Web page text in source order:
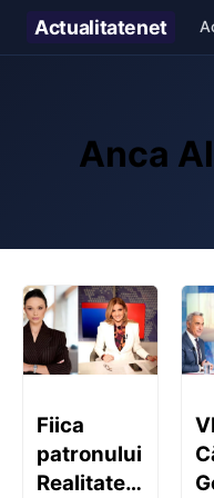
Actualitatenet
Anca
Fiica
patronului
Realitatea